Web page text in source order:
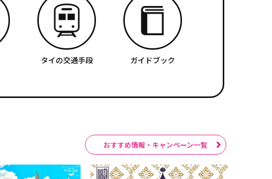
タイの交通手段 ガイドブック
おすすめ情報・キャンペーン一覧